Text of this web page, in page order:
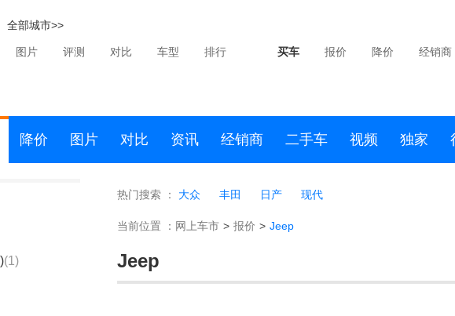
全部城市>>
图片 评测 对比 车型 排行 买车 报价 降价 经销商
降价 图片 对比 资讯 经销商 二手车 视频 独家
(1)
热门搜索 ： 大众 丰田 日产 现代
当前位置 ： 网上车市 > 报价 > Jeep
Jeep